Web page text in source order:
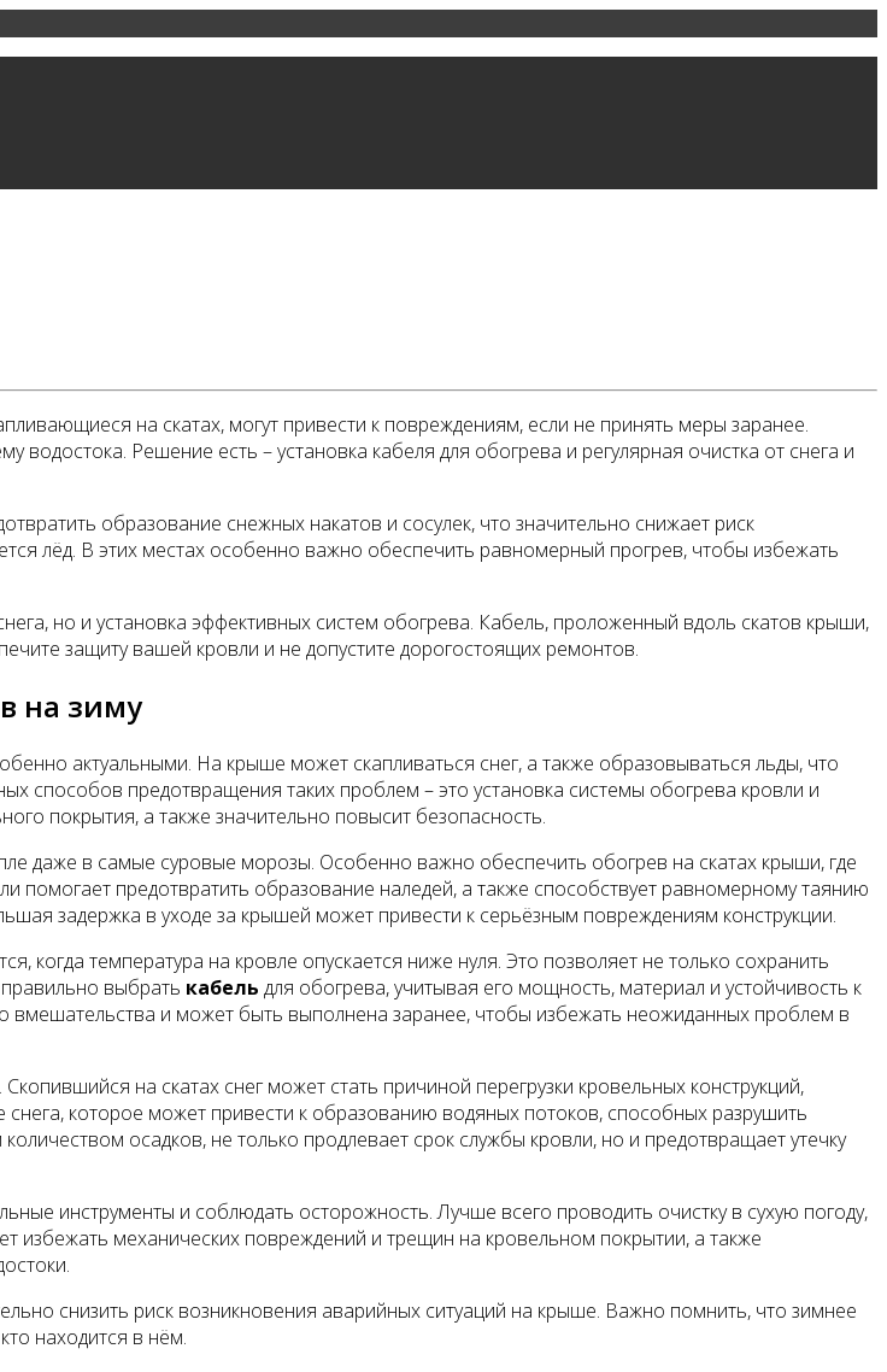
на скатах, могут привести к повреждениям, если не принять меры заранее.
Решение есть – установка кабеля для обогрева и регулярная очистка от снега и
образование снежных накатов и сосулек, что значительно снижает риск
лёд. В этих местах особенно важно обеспечить равномерный прогрев, чтобы избежать
но и установка эффективных систем обогрева. Кабель, проложенный вдоль скатов крыши,
защиту вашей кровли и не допустите дорогостоящих ремонтов.
на зиму
актуальными. На крыше может скапливаться снег, а также образовываться льды, что
способов предотвращения таких проблем – это установка системы обогрева кровли и
покрытия, а также значительно повысит безопасность.
даже в самые суровые морозы. Особенно важно обеспечить обогрев на скатах крыши, где
помогает предотвратить образование наледей, а также способствует равномерному таянию
задержка в уходе за крышей может привести к серьёзным повреждениям конструкции.
температура на кровле опускается ниже нуля. Это позволяет не только сохранить
выбрать кабель для обогрева, учитывая его мощность, материал и устойчивость к
вмешательства и может быть выполнена заранее, чтобы избежать неожиданных проблем в
на скатах снег может стать причиной перегрузки кровельных конструкций,
которое может привести к образованию водяных потоков, способных разрушить
осадков, не только продлевает срок службы кровли, но и предотвращает утечку
инструменты и соблюдать осторожность. Лучше всего проводить очистку в сухую погоду,
избежать механических повреждений и трещин на кровельном покрытии, а также
снизить риск возникновения аварийных ситуаций на крыше. Важно помнить, что зимнее
находится в нём.